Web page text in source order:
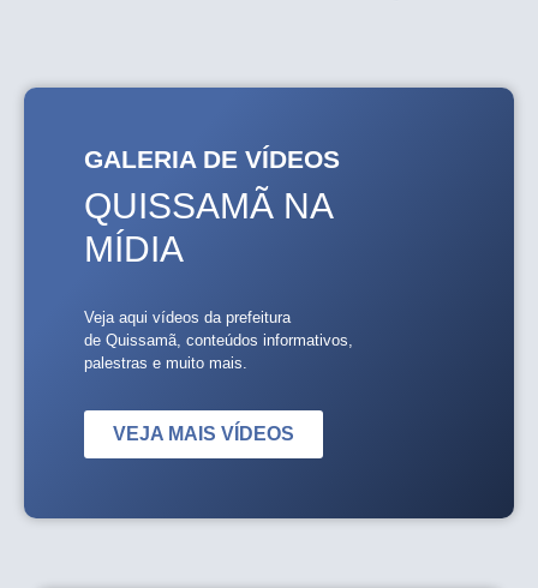
GALERIA DE VÍDEOS
QUISSAMÃ NA
MÍDIA
Veja aqui vídeos da prefeitura
de Quissamã, conteúdos informativos,
palestras e muito mais.
VEJA MAIS VÍDEOS